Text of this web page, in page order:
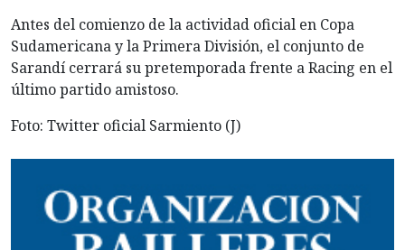
Antes del comienzo de la actividad oficial en Copa
Sudamericana y la Primera División, el conjunto de
Sarandí cerrará su pretemporada frente a Racing en el
último partido amistoso.
Foto: Twitter oficial Sarmiento (J)